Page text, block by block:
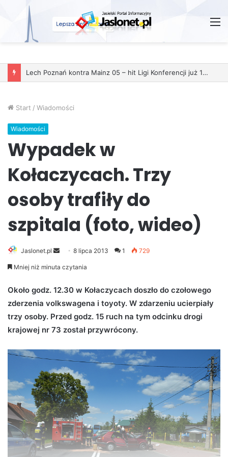
Start / Wiadomości
Wiadomości
Wypadek w
Kołaczycach. Trzy
osoby trafiły do
szpitala (foto, wideo)
Jaslonet.pl
d
a
a
i
l
8 lipca 2013 1 729
Mniej niż minuta czytania
Około godz. 12.30 w Kołaczycach doszło do czołowego
zderzenia volkswagena i toyoty. W zdarzeniu ucierpiały
trzy osoby. Przed godz. 15 ruch na tym odcinku drogi
krajowej nr 73 został przywrócony.